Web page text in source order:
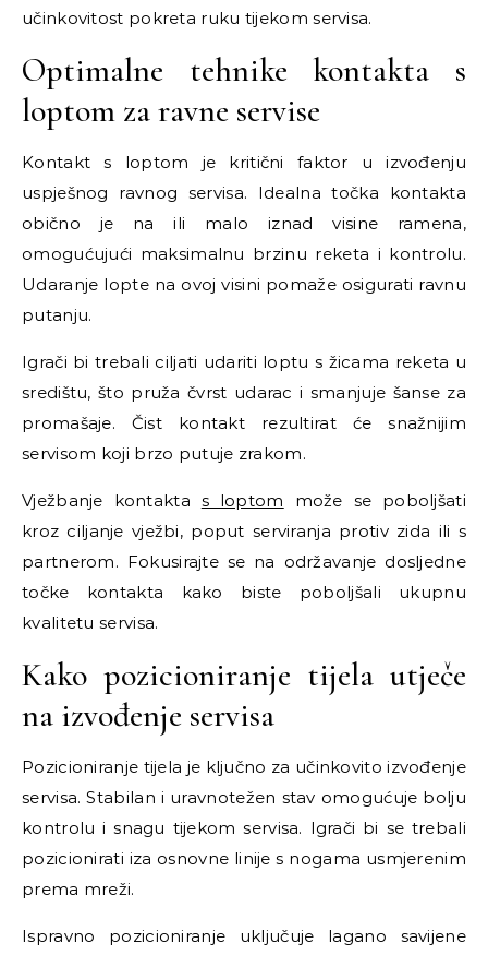
učinkovitost pokreta ruku tijekom servisa.
Optimalne tehnike kontakta s
loptom za ravne servise
Kontakt s loptom je kritični faktor u izvođenju
uspješnog ravnog servisa. Idealna točka kontakta
obično je na ili malo iznad visine ramena,
omogućujući maksimalnu brzinu reketa i kontrolu.
Udaranje lopte na ovoj visini pomaže osigurati ravnu
putanju.
Igrači bi trebali ciljati udariti loptu s žicama reketa u
središtu, što pruža čvrst udarac i smanjuje šanse za
promašaje. Čist kontakt rezultirat će snažnijim
servisom koji brzo putuje zrakom.
Vježbanje kontakta s loptom može se poboljšati
kroz ciljanje vježbi, poput serviranja protiv zida ili s
partnerom. Fokusirajte se na održavanje dosljedne
točke kontakta kako biste poboljšali ukupnu
kvalitetu servisa.
Kako pozicioniranje tijela utječe
na izvođenje servisa
Pozicioniranje tijela je ključno za učinkovito izvođenje
servisa. Stabilan i uravnotežen stav omogućuje bolju
kontrolu i snagu tijekom servisa. Igrači bi se trebali
pozicionirati iza osnovne linije s nogama usmjerenim
prema mreži.
Ispravno pozicioniranje uključuje lagano savijene